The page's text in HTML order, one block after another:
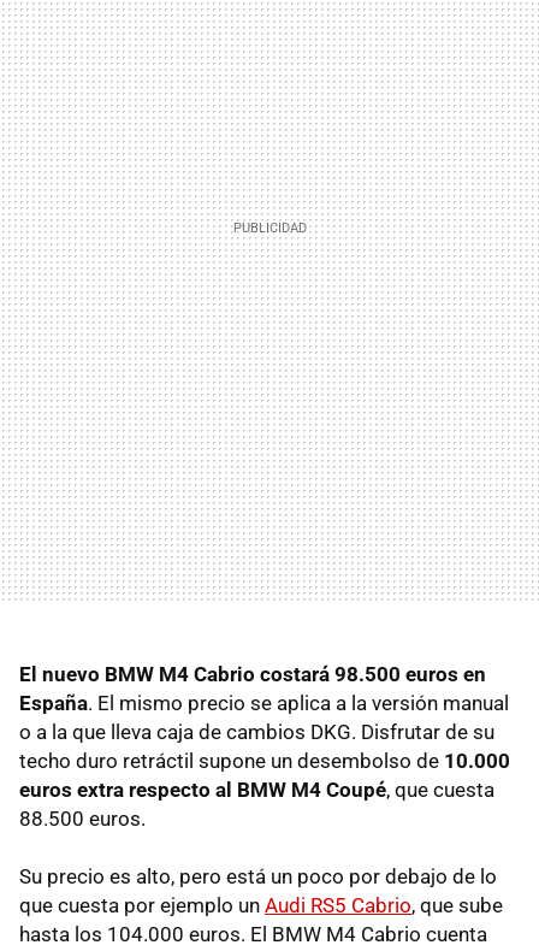
El nuevo BMW M4 Cabrio costará 98.500 euros en
España. El mismo precio se aplica a la versión manual
o a la que lleva caja de cambios DKG. Disfrutar de su
techo duro retráctil supone un desembolso de 10.000
euros extra respecto al BMW M4 Coupé, que cuesta
88.500 euros.
Su precio es alto, pero está un poco por debajo de lo
que cuesta por ejemplo un Audi RS5 Cabrio, que sube
hasta los 104.000 euros. El BMW M4 Cabrio cuenta